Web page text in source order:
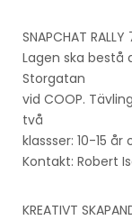
SNAPCHAT
Lagen ska bestå
Storgatan
vid COOP.
två
klassser: 10-15 år
Kontakt: Robert
KREATIVT